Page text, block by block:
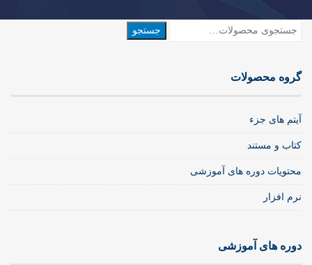
جستجو
گروه محصولات
آیتم های جزء
کتاب و مستند
محتویات دوره های آموزشی
نرم افزار
دوره های آموزشی